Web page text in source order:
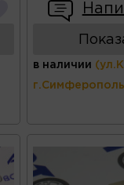
в наличии